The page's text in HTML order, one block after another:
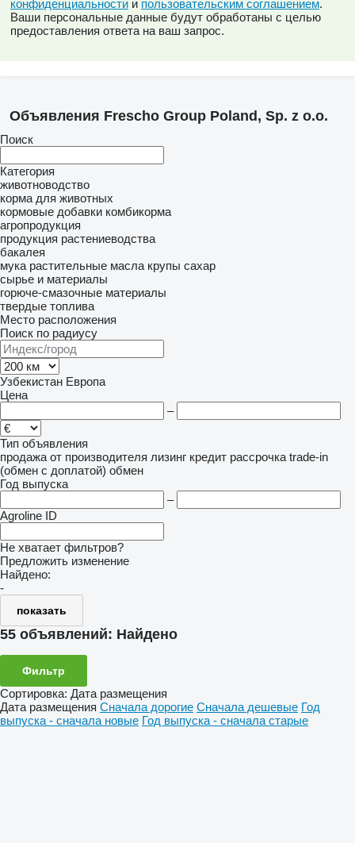
конфиденциальности и пользовательским соглашением.
Ваши персональные данные будут обработаны с целью
предоставления ответа на ваш запрос.
Объявления Frescho Group Poland, Sp. z o.o.
Поиск
Категория
животноводство
корма для животных
кормовые добавки комбикорма
агропродукция
продукция растениеводства
бакалея
мука растительные масла крупы сахар
сырье и материалы
горюче-смазочные материалы
твердые топлива
Место расположения
Поиск по радиусу
Узбекистан Европа
Цена
–
Тип объявления
продажа от производителя лизинг кредит рассрочка trade-in
(обмен с доплатой) обмен
Год выпуска
–
Agroline ID
Не хватает фильтров?
Предложить изменение
Найдено:
-
показать
55 объявлений: Найдено
Фильтр
Сортировка: Дата размещения
Дата размещения Сначала дорогие Сначала дешевые Год
выпуска - сначала новые Год выпуска - сначала старые